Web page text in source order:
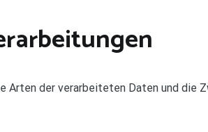
Arten der verarbeiteten Daten und die